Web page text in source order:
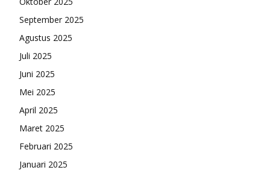
September 2025
Agustus 2025
Juli 2025
Juni 2025
Mei 2025
April 2025
Maret 2025
Februari 2025
Januari 2025